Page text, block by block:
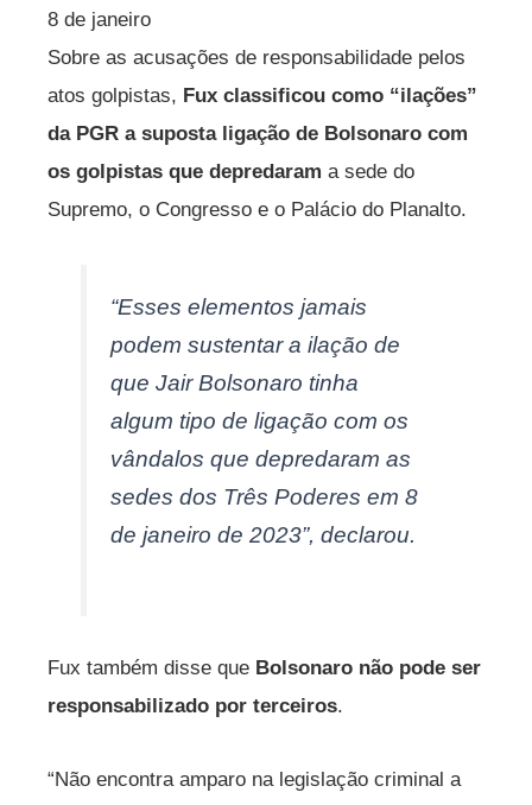
8 de janeiro
Sobre as acusações de responsabilidade pelos
atos golpistas, Fux classificou como “ilações”
da PGR a suposta ligação de Bolsonaro com
os golpistas que depredaram a sede do
Supremo, o Congresso e o Palácio do Planalto.
“Esses elementos jamais
podem sustentar a ilação de
que Jair Bolsonaro tinha
algum tipo de ligação com os
vândalos que depredaram as
sedes dos Três Poderes em 8
de janeiro de 2023”, declarou.
Fux também disse que Bolsonaro não pode ser
responsabilizado por terceiros.
“Não encontra amparo na legislação criminal a